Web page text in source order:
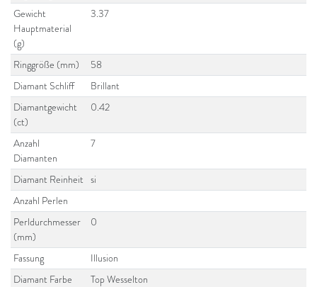
Gewicht
Hauptmaterial
(g)
3.37
Ringgröße (mm)
58
Diamant Schliff
Brillant
Diamantgewicht
(ct)
0.42
Anzahl
Diamanten
7
Diamant Reinheit si
Anzahl Perlen
Perldurchmesser
(mm)
0
Fassung
Illusion
Diamant Farbe
Top Wesselton